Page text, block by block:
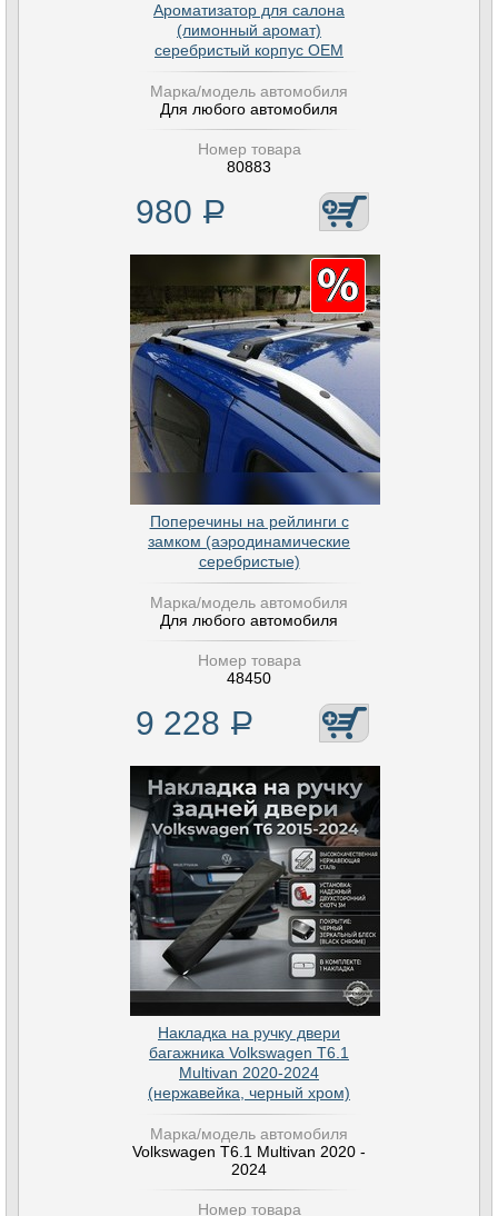
Ароматизатор для салона
(лимонный аромат)
серебристый корпус OEM
Марка/модель автомобиля
Для любого автомобиля
Номер товара
80883
980 Р
Поперечины на рейлинги с
замком (аэродинамические
серебристые)
Марка/модель автомобиля
Для любого автомобиля
Номер товара
48450
9 228 Р
Накладка на ручку двери
багажника Volkswagen T6.1
Multivan 2020-2024
(нержавейка, черный хром)
Марка/модель автомобиля
Volkswagen T6.1 Multivan 2020 -
2024
Номер товара